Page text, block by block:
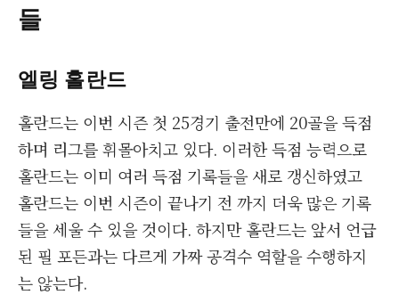
들
엘링 홀란드
홀란드는 이번 시즌 첫 25경기 출전만에 20골을 득점
하며 리그를 휘몰아치고 있다. 이러한 득점 능력으로
홀란드는 이미 여러 득점 기록들을 새로 갱신하였고
홀란드는 이번 시즌이 끝나기 전 까지 더욱 많은 기록
들을 세울 수 있을 것이다. 하지만 홀란드는 앞서 언급
된 필 포든과는 다르게 가짜 공격수 역할을 수행하지
는 않는다.